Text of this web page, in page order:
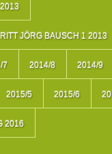
JÖRG BAUSCH 1 2013
7 2014/8 2014/9
2015/5 2015/6
2016